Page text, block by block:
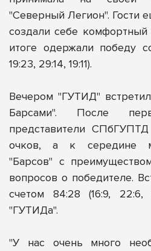
"Северный Легион". Гости
создали себе
итоге одержали победу
19:23, 29:14, 19:11).
Вечером "ГУТИД"
Барсами". После
представители
очков, а к середине
"Барсов" с
вопросов о победителе.
счетом 84:28 (16:9,
"ГУТИДа".
"У нас очень много